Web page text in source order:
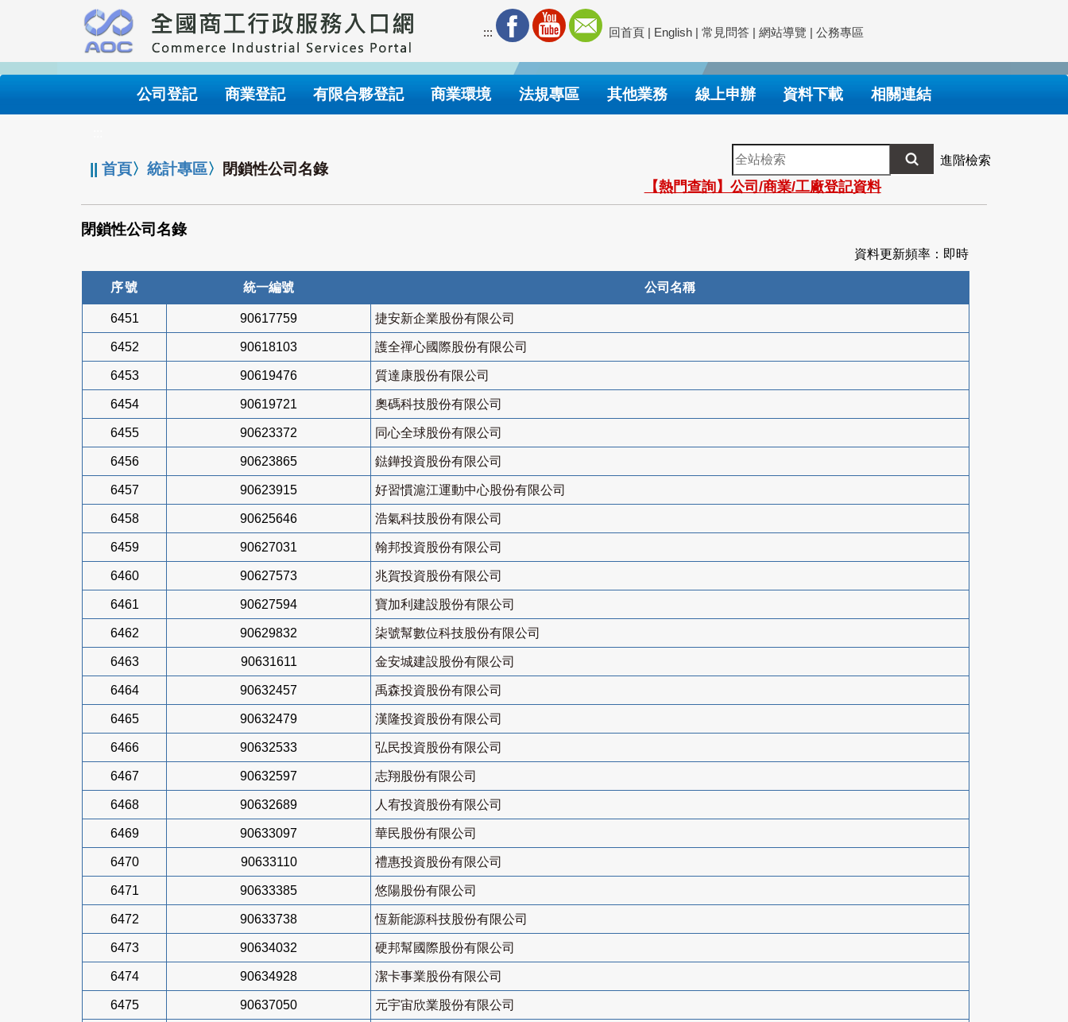
要
內
::: 回首頁 | English | 常見問答 | 網站導覽 | 公務專區
公司登記 商業登記 有限合夥登記 商業環境 法規專區 其他業務 線上申辦 資料下載 相關連結
||首頁〉統計專區〉 閉鎖性公司名錄
全
站
檢
索
進階檢索
【熱門查詢】公司/商業/工廠登記資料
閉鎖性公司名錄
資料更新頻率：即時
序號 統一編號 公司名稱
6451 90617759 捷安新企業股份有限公司
6452 90618103 護全禪心國際股份有限公司
6453 90619476 質達康股份有限公司
6454 90619721 奧碼科技股份有限公司
6455 90623372 同心全球股份有限公司
6456 90623865 鍅鏵投資股份有限公司
6457 90623915 好習慣滬江運動中心股份有限公司
6458 90625646 浩氣科技股份有限公司
6459 90627031 翰邦投資股份有限公司
6460 90627573 兆賀投資股份有限公司
6461 90627594 寶加利建設股份有限公司
6462 90629832 柒號幫數位科技股份有限公司
6463 90631611 金安城建設股份有限公司
6464 90632457 禹森投資股份有限公司
6465 90632479 漢隆投資股份有限公司
6466 90632533 弘民投資股份有限公司
6467 90632597 志翔股份有限公司
6468 90632689 人宥投資股份有限公司
6469 90633097 華民股份有限公司
6470 90633110 禮惠投資股份有限公司
6471 90633385 悠陽股份有限公司
6472 90633738 恆新能源科技股份有限公司
6473 90634032 硬邦幫國際股份有限公司
6474 90634928 潔卡事業股份有限公司
6475 90637050 元宇宙欣業股份有限公司